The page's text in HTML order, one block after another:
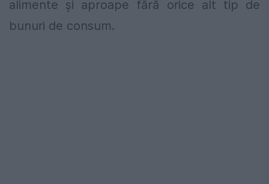
alimente și aproape fără orice alt tip de
bunuri de consum.